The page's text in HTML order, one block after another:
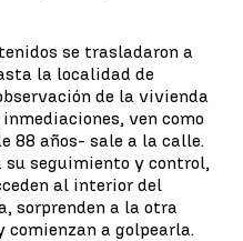
se trasladaron a
la localidad de
de la vivienda
ven como
88 años- sale a la calle.
su seguimiento y control,
al interior del
sorprenden a la otra
a golpearla.